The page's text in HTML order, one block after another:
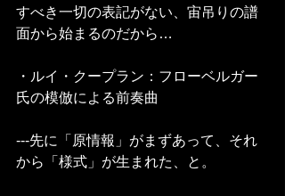
すべき一切の表記がない、宙吊りの譜
面から始まるのだから…
・ルイ・クープラン：フローベルガー
氏の模倣による前奏曲
---先に「原情報」がまずあって、それ
から「様式」が生まれた、と。